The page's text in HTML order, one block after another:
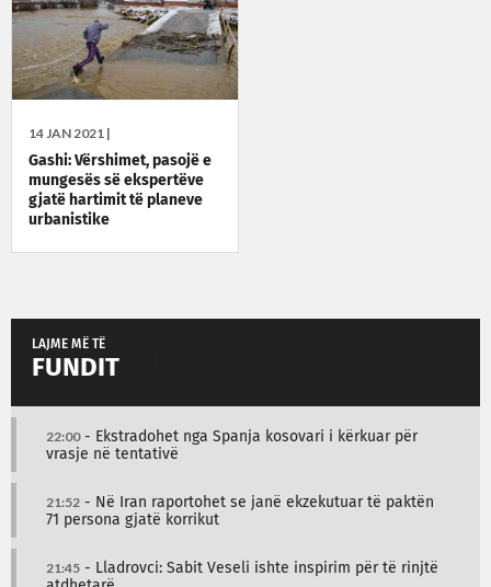
14 JAN 2021 |
Gashi: Vërshimet, pasojë e
mungesës së ekspertëve
gjatë hartimit të planeve
urbanistike
LAJME MË TË
FUNDIT
22:00- Ekstradohet nga Spanja kosovari i kërkuar për
vrasje në tentativë
21:52 - Në Iran raportohet se janë ekzekutuar të paktën
71 persona gjatë korrikut
21:45 - Lladrovci: Sabit Veseli ishte inspirim për të rinjtë